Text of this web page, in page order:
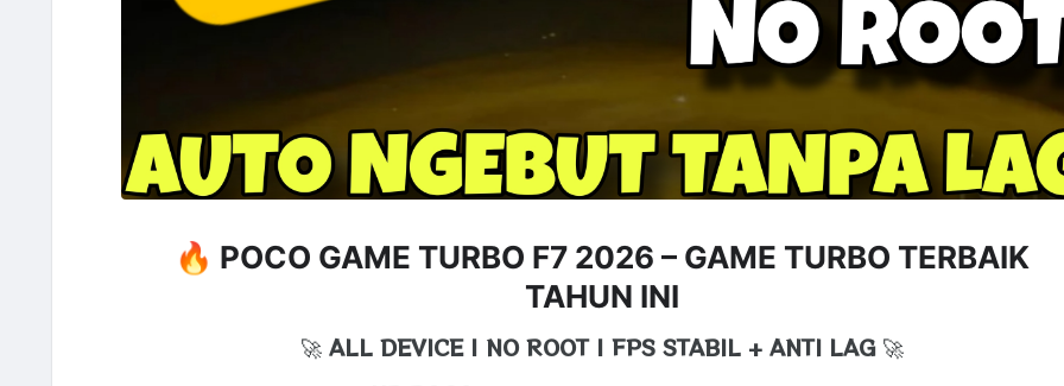
🔥 POCO GAME TURBO F7 2026 – GAME TURBO TERBAIK
TAHUN INI
🚀 ALL DEVICE | NO ROOT | FPS STABIL + ANTI LAG🚀